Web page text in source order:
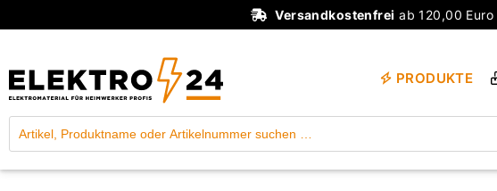
Versandkostenfrei ab 120,00 Euro
PRODUKTE